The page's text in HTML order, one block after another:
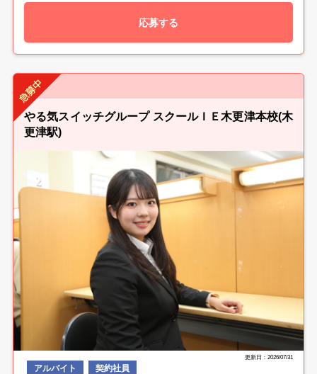
応募する
やる気スイッチグループ スクールＩＥ木更津本校(木
更津駅)
更新日：2026/07/31
アルバイト 契約社員